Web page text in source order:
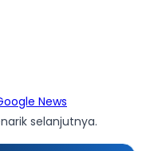
News
selanjutnya.